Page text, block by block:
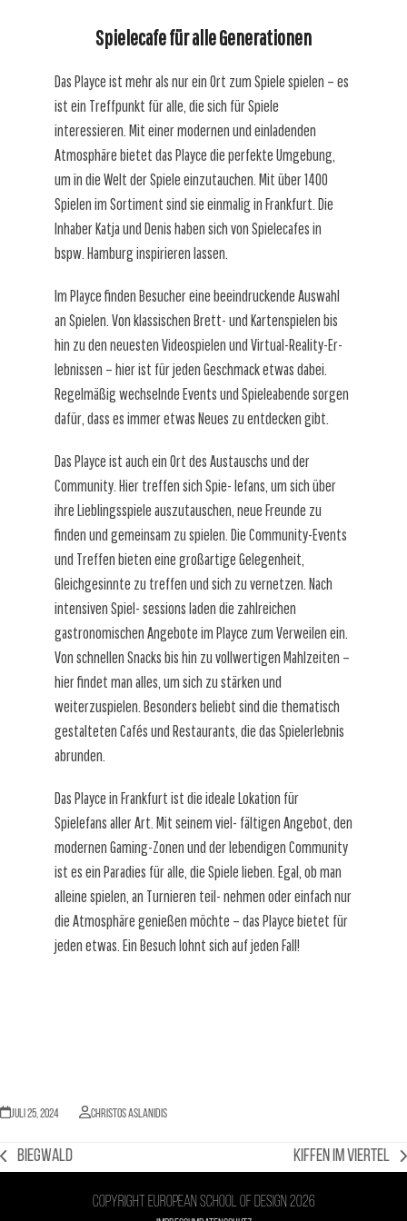
Spielecafe für alle Generationen
Das Playce ist mehr als nur ein Ort zum Spiele spielen – es
ist ein Treffpunkt für alle, die sich für Spiele
interessieren. Mit einer modernen und einladenden
Atmosphäre bietet das Playce die perfekte Umgebung,
um in die Welt der Spiele einzutauchen. Mit über 1400
Spielen im Sortiment sind sie einmalig in Frankfurt. Die
Inhaber Katja und Denis haben sich von Spielecafes in
bspw. Hamburg inspirieren lassen.
Im Playce finden Besucher eine beeindruckende Auswahl
an Spielen. Von klassischen Brett- und Kartenspielen bis
hin zu den neuesten Videospielen und Virtual-Reality-Er-
lebnissen – hier ist für jeden Geschmack etwas dabei.
Regelmäßig wechselnde Events und Spieleabende sorgen
dafür, dass es immer etwas Neues zu entdecken gibt.
Das Playce ist auch ein Ort des Austauschs und der
Community. Hier treffen sich Spie- lefans, um sich über
ihre Lieblingsspiele auszutauschen, neue Freunde zu
finden und gemeinsam zu spielen. Die Community-Events
und Treffen bieten eine großartige Gelegenheit,
Gleichgesinnte zu treffen und sich zu vernetzen. Nach
intensiven Spiel- sessions laden die zahlreichen
gastronomischen Angebote im Playce zum Verweilen ein.
Von schnellen Snacks bis hin zu vollwertigen Mahlzeiten –
hier findet man alles, um sich zu stärken und
weiterzuspielen. Besonders beliebt sind die thematisch
gestalteten Cafés und Restaurants, die das Spielerlebnis
abrunden.
Das Playce in Frankfurt ist die ideale Lokation für
Spielefans aller Art. Mit seinem viel- fältigen Angebot, den
modernen Gaming-Zonen und der lebendigen Community
ist es ein Paradies für alle, die Spiele lieben. Egal, ob man
alleine spielen, an Turnieren teil- nehmen oder einfach nur
die Atmosphäre genießen möchte – das Playce bietet für
jeden etwas. Ein Besuch lohnt sich auf jeden Fall!
Juli 25, 2024 Christos Aslanidis
vorheriger
Biegwald
Nächster
Beitrag:
Kiffen im Viertel
Copyright European school of design 2026